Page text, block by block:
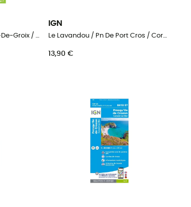
Golfe-Du-Morbihan / Ile-De-Groix / Belle-Ile / Presqu'Île-De-Quiberon
IGN
Le Lavandou / Pn De Port Cros / Corniche Des Maures
13,90 €